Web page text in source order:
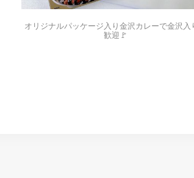
オリジナルパッケージ入り金沢カレーで金沢入
歓迎🚩